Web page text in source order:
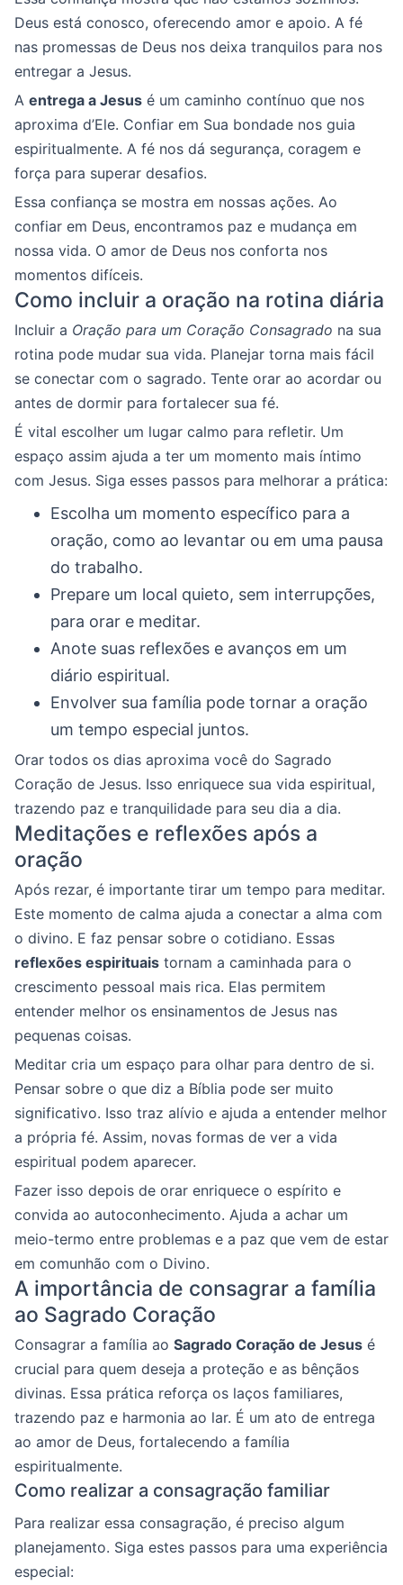
Deus está conosco, oferecendo amor e apoio. A fé
nas promessas de Deus nos deixa tranquilos para nos
entregar a Jesus.
A entrega a Jesus é um caminho contínuo que nos
aproxima d’Ele. Confiar em Sua bondade nos guia
espiritualmente. A fé nos dá segurança, coragem e
força para superar desafios.
Essa confiança se mostra em nossas ações. Ao
confiar em Deus, encontramos paz e mudança em
nossa vida. O amor de Deus nos conforta nos
momentos difíceis.
Como incluir a oração na rotina diária
Incluir a Oração para um Coração Consagrado na sua
rotina pode mudar sua vida. Planejar torna mais fácil
se conectar com o sagrado. Tente orar ao acordar ou
antes de dormir para fortalecer sua fé.
É vital escolher um lugar calmo para refletir. Um
espaço assim ajuda a ter um momento mais íntimo
com Jesus. Siga esses passos para melhorar a prática:
Escolha um momento específico para a
oração, como ao levantar ou em uma pausa
do trabalho.
Prepare um local quieto, sem interrupções,
para orar e meditar.
Anote suas reflexões e avanços em um
diário espiritual.
Envolver sua família pode tornar a oração
um tempo especial juntos.
Orar todos os dias aproxima você do Sagrado
Coração de Jesus. Isso enriquece sua vida espiritual,
trazendo paz e tranquilidade para seu dia a dia.
Meditações e reflexões após a
oração
Após rezar, é importante tirar um tempo para meditar.
Este momento de calma ajuda a conectar a alma com
o divino. E faz pensar sobre o cotidiano. Essas
reflexões espirituais tornam a caminhada para o
crescimento pessoal mais rica. Elas permitem
entender melhor os ensinamentos de Jesus nas
pequenas coisas.
Meditar cria um espaço para olhar para dentro de si.
Pensar sobre o que diz a Bíblia pode ser muito
significativo. Isso traz alívio e ajuda a entender melhor
a própria fé. Assim, novas formas de ver a vida
espiritual podem aparecer.
Fazer isso depois de orar enriquece o espírito e
convida ao autoconhecimento. Ajuda a achar um
meio-termo entre problemas e a paz que vem de estar
em comunhão com o Divino.
A importância de consagrar a família
ao Sagrado Coração
Consagrar a família ao Sagrado Coração de Jesus é
crucial para quem deseja a proteção e as bênçãos
divinas. Essa prática reforça os laços familiares,
trazendo paz e harmonia ao lar. É um ato de entrega
ao amor de Deus, fortalecendo a família
espiritualmente.
Como realizar a consagração familiar
Para realizar essa consagração, é preciso algum
planejamento. Siga estes passos para uma experiência
especial: